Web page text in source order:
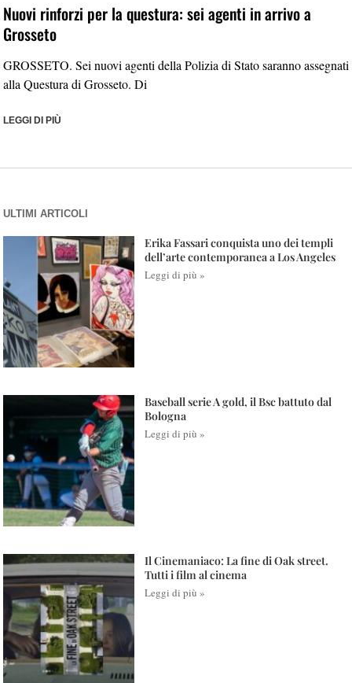
Nuovi rinforzi per la questura: sei agenti in arrivo a
Grosseto
GROSSETO. Sei nuovi agenti della Polizia di Stato saranno assegnati
alla Questura di Grosseto. Di
LEGGI DI PIÙ
ULTIMI ARTICOLI
Erika Fassari conquista uno dei templi
dell’arte contemporanea a Los Angeles
Leggi di più »
Baseball serie A gold, il Bsc battuto dal
Bologna
Leggi di più »
Il Cinemaniaco: La fine di Oak street.
Tutti i film al cinema
Leggi di più »